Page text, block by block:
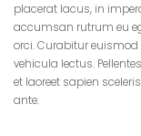
placerat lacus, in
accumsan rutrum eu
orci. Curabitur
vehicula lectus.
et laoreet sapien
ante.